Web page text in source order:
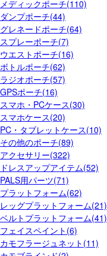
メディックポーチ(110)
ダンプポーチ(44)
グレネードポーチ(64)
スプレーポーチ(7)
ウエストポーチ(16)
ボトルポーチ(62)
ラジオポーチ(57)
GPSポーチ(16)
スマホ・PCケース(30)
スマホケース(20)
PC・タブレットケース(10)
その他のポーチ(89)
アクセサリー(322)
ドレスアップアイテム(52)
PALS用パーツ(71)
プラットフォーム(62)
レッグプラットフォーム(21)
ベルトプラットフォーム(41)
フェイスペイント(6)
カモフラージュネット(11)